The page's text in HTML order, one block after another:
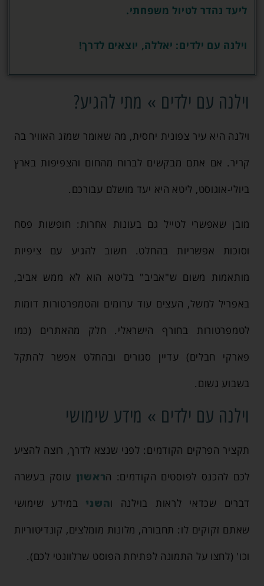
ליעד נהדר לטיול משפחתי.
וילנה עם ילדים: יאללה, יוצאים לדרך!
וילנה עם ילדים » מתי להגיע?
וילנה היא עיר צפונית יחסית, מה שאומר שמזג האוויר בה
קריר. אם אתם מבקשים לברוח מהחום והצפיפות בארץ
ביולי-אוגוסט, ליטא היא יעד מושלם עבורכם.
מובן שאפשרי לטייל גם בעונות אחרות: חופשות פסח
וסוכות אפשריות בהחלט. חשוב להגיע עם ציפיות
מותאמות משום ש"אביב" בליטא הוא לא ממש אביב,
באפריל למשל, העצים עוד ערומים והטמפרטורות דומות
לטמפרטורות בחורף הישראלי. חלק מהאתרים (כמו
פארקי חבלים) עדיין סגורים ובהחלט אפשר להתקל
בשבוע גשום.
וילנה עם ילדים » מידע שימושי
תקציר הפרקים הקודמים: לפני שנצא לדרך, רוצה להציע
לכם להכנס לפוסטים הקודמים: הראשון עוסק בעשרה
דברים שכדאי לראות בוילנה והשני במידע שימושי
שאתם זקוקים לו: תחבורה, מלונות מומלצים, קונדיטוריות
וכו' (לחצו על התמונה לפתיחת הפוסט שרלוונטי לכם).